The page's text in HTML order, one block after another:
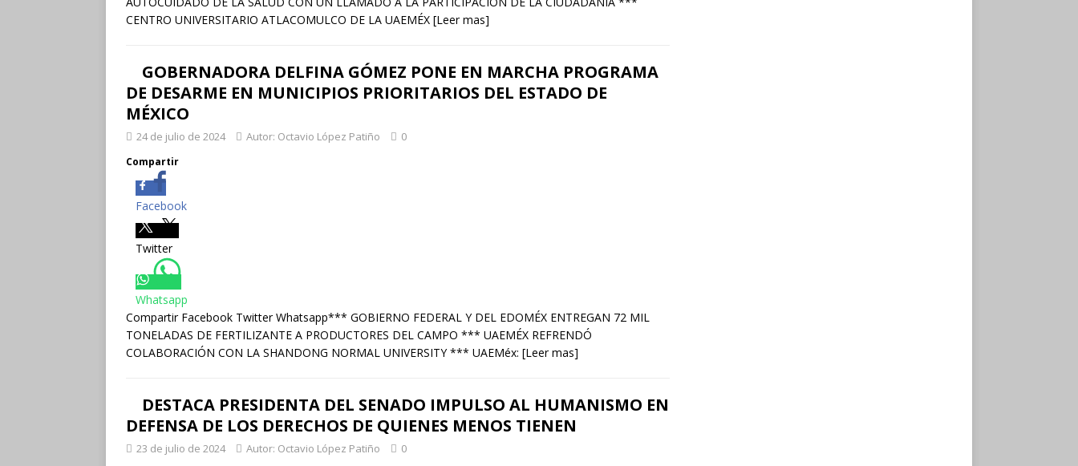
CENTRO UNIVERSITARIO ATLACOMULCO DE LA UAEMÉX [Leer mas]
GOBERNADORA DELFINA GÓMEZ PONE EN MARCHA PROGRAMA
DE DESARME EN MUNICIPIOS PRIORITARIOS DEL ESTADO DE
MÉXICO
24 de julio de 2024 Autor: Octavio López Patiño 0
Compartir
Facebook
Twitter
Whatsapp
Compartir Facebook Twitter Whatsapp*** GOBIERNO FEDERAL Y DEL EDOMÉX ENTREGAN 72 MIL
TONELADAS DE FERTILIZANTE A PRODUCTORES DEL CAMPO *** UAEMÉX REFRENDÓ
COLABORACIÓN CON LA SHANDONG NORMAL UNIVERSITY *** UAEMéx: [Leer mas]
DESTACA PRESIDENTA DEL SENADO IMPULSO AL HUMANISMO EN
DEFENSA DE LOS DERECHOS DE QUIENES MENOS TIENEN
23 de julio de 2024 Autor: Octavio López Patiño 0